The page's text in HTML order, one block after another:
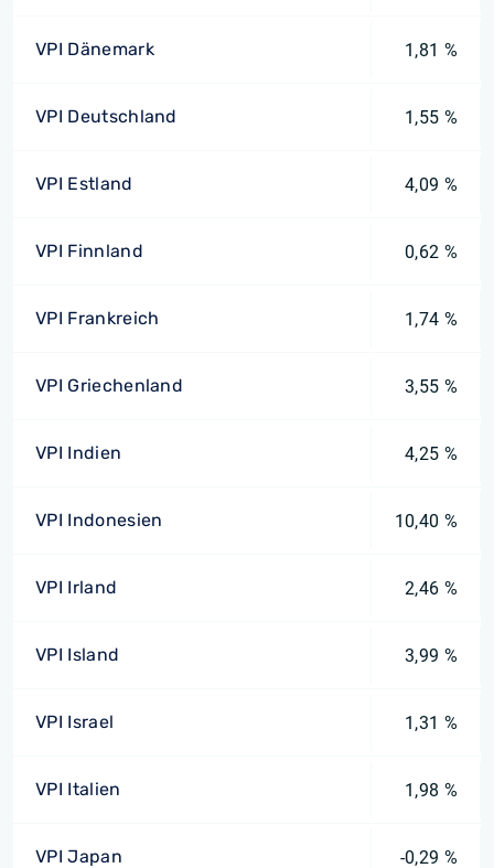
VPI Dänemark 1,81 %
VPI Deutschland 1,55 %
VPI Estland 4,09 %
VPI Finnland 0,62 %
VPI Frankreich 1,74 %
VPI Griechenland 3,55 %
VPI Indien 4,25 %
VPI Indonesien 10,40 %
VPI Irland 2,46 %
VPI Island 3,99 %
VPI Israel 1,31 %
VPI Italien 1,98 %
VPI Japan -0,29 %